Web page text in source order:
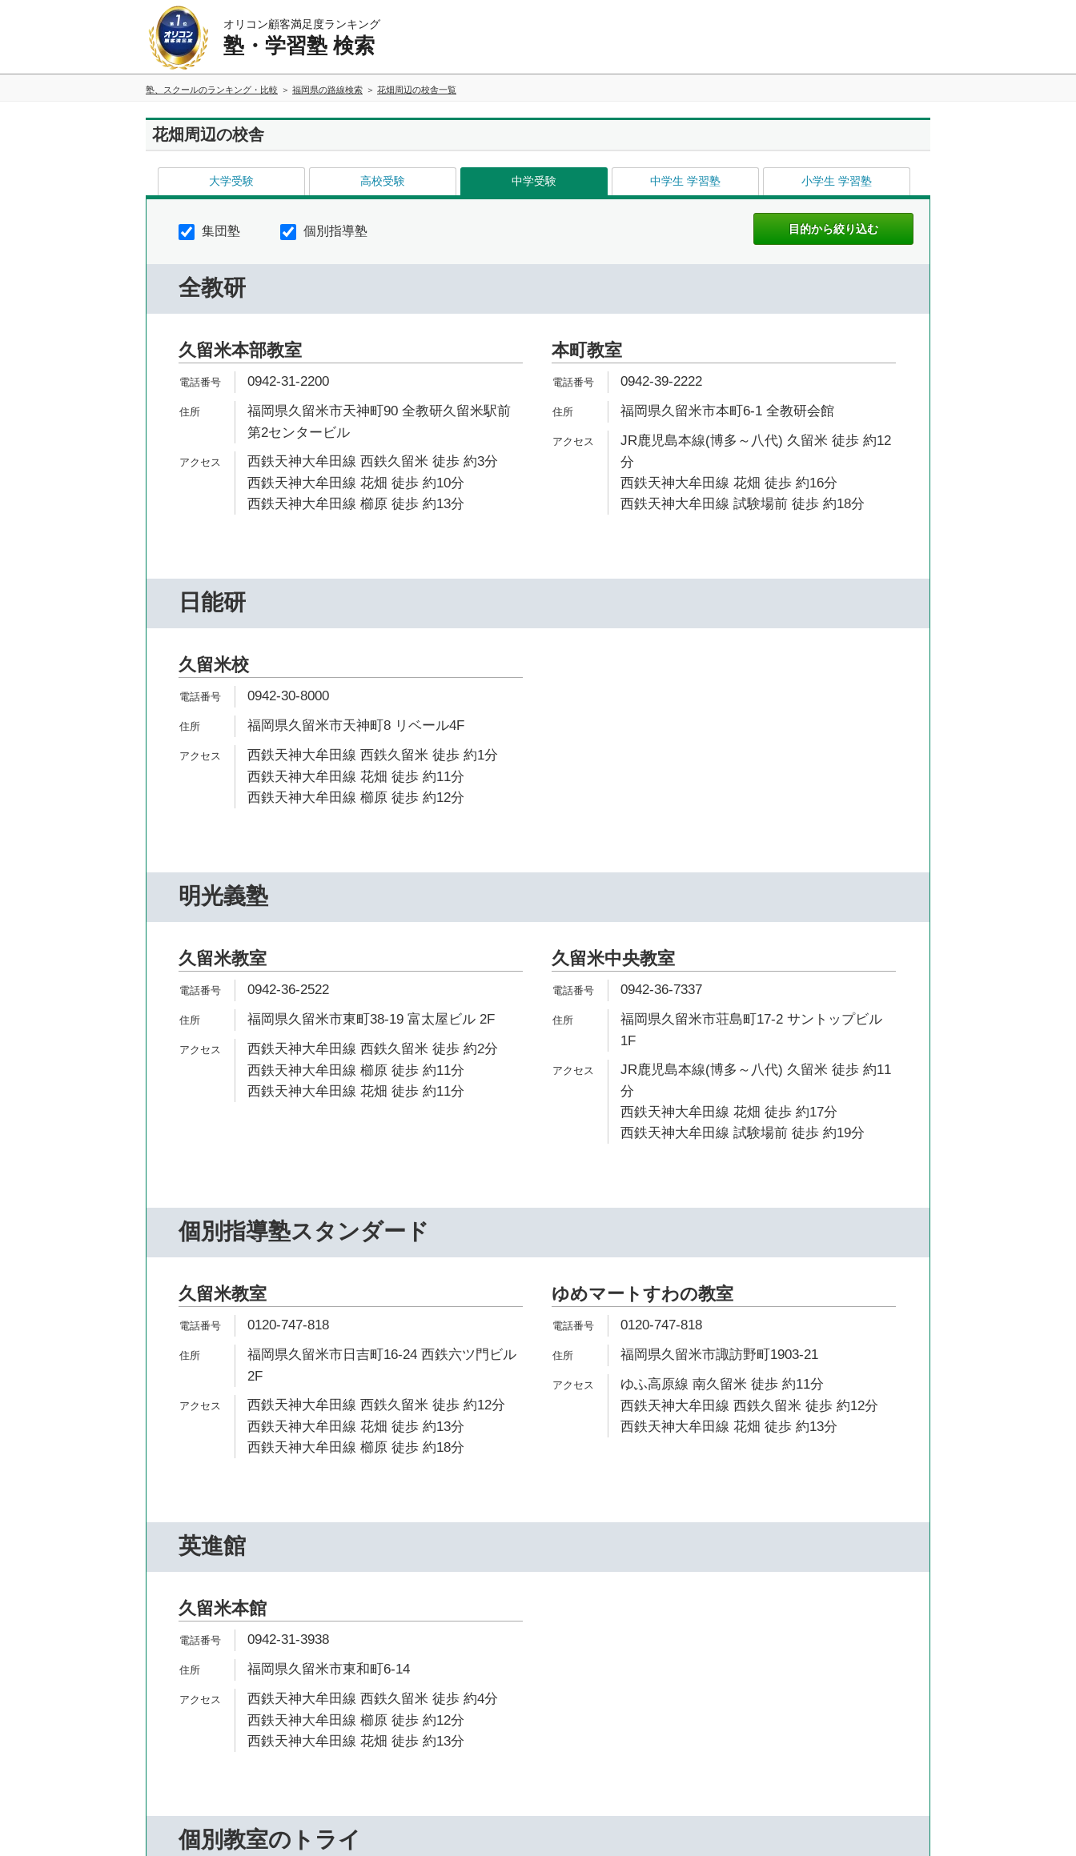
オリコン顧客満足度ランキング
塾・学習塾 検索
塾、スクールのランキング・比較 福岡県の路線検索 花畑周辺の校舎一覧
花畑周辺の校舎
大学受験 高校受験 中学受験 中学生 学習塾 小学生 学習塾
集団塾 個別指導塾
全教研
久留米本部教室
0942-31-2200
福岡県久留米市天神町90 全教研久留米駅前
第2センタービル
西鉄天神大牟田線 西鉄久留米 徒歩 約3分
西鉄天神大牟田線 花畑 徒歩 約10分
西鉄天神大牟田線 櫛原 徒歩 約13分
本町教室
0942-39-2222
福岡県久留米市本町6-1 全教研会館
JR鹿児島本線(博多～八代) 久留米 徒歩 約12
分
西鉄天神大牟田線 花畑 徒歩 約16分
西鉄天神大牟田線 試験場前 徒歩 約18分
日能研
久留米校
0942-30-8000
福岡県久留米市天神町8 リベール4F
西鉄天神大牟田線 西鉄久留米 徒歩 約1分
西鉄天神大牟田線 花畑 徒歩 約11分
西鉄天神大牟田線 櫛原 徒歩 約12分
明光義塾
久留米教室
0942-36-2522
福岡県久留米市東町38-19 富太屋ビル 2F
西鉄天神大牟田線 西鉄久留米 徒歩 約2分
西鉄天神大牟田線 櫛原 徒歩 約11分
西鉄天神大牟田線 花畑 徒歩 約11分
久留米中央教室
0942-36-7337
福岡県久留米市荘島町17-2 サントップビル
1F
JR鹿児島本線(博多～八代) 久留米 徒歩 約11
分
西鉄天神大牟田線 花畑 徒歩 約17分
西鉄天神大牟田線 試験場前 徒歩 約19分
個別指導塾スタンダード
久留米教室
0120-747-818
福岡県久留米市日吉町16-24 西鉄六ツ門ビル
2F
西鉄天神大牟田線 西鉄久留米 徒歩 約12分
西鉄天神大牟田線 花畑 徒歩 約13分
西鉄天神大牟田線 櫛原 徒歩 約18分
ゆめマートすわの教室
0120-747-818
福岡県久留米市諏訪野町1903-21
ゆふ高原線 南久留米 徒歩 約11分
西鉄天神大牟田線 西鉄久留米 徒歩 約12分
西鉄天神大牟田線 花畑 徒歩 約13分
英進館
久留米本館
0942-31-3938
福岡県久留米市東和町6-14
西鉄天神大牟田線 西鉄久留米 徒歩 約4分
西鉄天神大牟田線 櫛原 徒歩 約12分
西鉄天神大牟田線 花畑 徒歩 約13分
個別教室のトライ